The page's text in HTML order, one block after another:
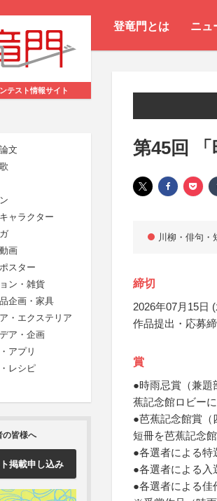
登竜門とは ニュ
テスト情報サイト
文
ャラクター
画
スター
ン・雑貨
企画・家具
・エクステリア
ア・企画
アプリ
レシピ
の皆様へ
掲載申し込み
第45回
川柳・俳句・
締切
2026年07月15日
作品提出・応募
賞
●時雨忌賞（兼
蕉記念館ロビー
●芭蕉記念館賞
短冊を芭蕉記念
●各選者による
●各選者による
●各選者による